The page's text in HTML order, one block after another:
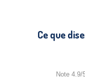
Ce que
Note